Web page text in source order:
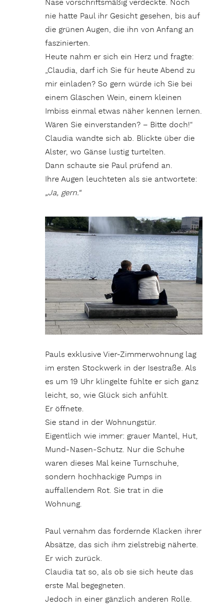
Nase vorschriftsmäßig verdeckte. Noch
nie hatte Paul ihr Gesicht gesehen, bis auf
die grünen Augen, die ihn von Anfang an
faszinierten.
Heute nahm er sich ein Herz und fragte:
„Claudia, darf ich Sie für heute Abend zu
mir einladen? So gern würde ich Sie bei
einem Gläschen Wein, einem kleinen
Imbiss einmal etwas näher kennen lernen.
Wären Sie einverstanden? – Bitte doch!“
Claudia wandte sich ab. Blickte über die
Alster, wo Gänse lustig turtelten.
Dann schaute sie Paul prüfend an.
Ihre Augen leuchteten als sie antwortete:
„Ja, gern.“
Pauls exklusive Vier-Zimmerwohnung lag
im ersten Stockwerk in der Isestraße. Als
es um 19 Uhr klingelte fühlte er sich ganz
leicht, so, wie Glück sich anfühlt.
Er öffnete.
Sie stand in der Wohnungstür.
Eigentlich wie immer: grauer Mantel, Hut,
Mund-Nasen-Schutz. Nur die Schuhe
waren dieses Mal keine Turnschuhe,
sondern hochhackige Pumps in
auffallendem Rot. Sie trat in die
Wohnung.
Paul vernahm das fordernde Klacken ihrer
Absätze, das sich ihm zielstrebig näherte.
Er wich zurück.
Claudia tat so, als ob sie sich heute das
erste Mal begegneten.
Jedoch in einer gänzlich anderen Rolle.